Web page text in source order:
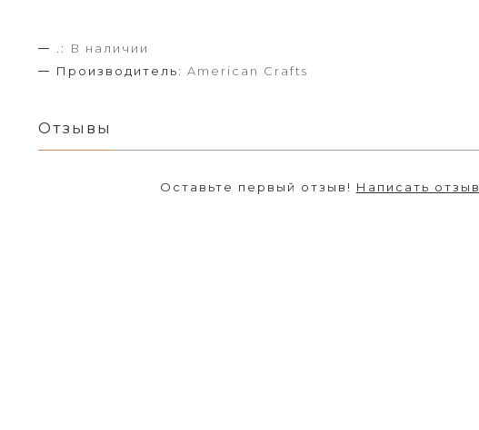
.:
В наличии
Производитель: American Crafts
Отзывы
Оставьте первый отзыв! Написать отзыв